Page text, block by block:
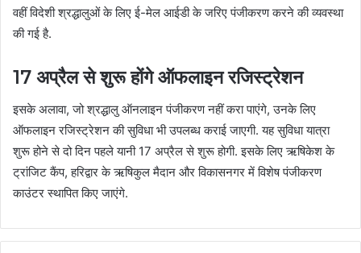
वहीं विदेशी श्रद्धालुओं के लिए ई-मेल आईडी के जरिए पंजीकरण करने की व्यवस्था
की गई है.
17 अप्रैल से शुरू होंगे ऑफलाइन रजिस्ट्रेशन
इसके अलावा, जो श्रद्धालु ऑनलाइन पंजीकरण नहीं करा पाएंगे, उनके लिए
ऑफलाइन रजिस्ट्रेशन की सुविधा भी उपलब्ध कराई जाएगी. यह सुविधा यात्रा
शुरू होने से दो दिन पहले यानी 17 अप्रैल से शुरू होगी. इसके लिए ऋषिकेश के
ट्रांजिट कैंप, हरिद्वार के ऋषिकुल मैदान और विकासनगर में विशेष पंजीकरण
काउंटर स्थापित किए जाएंगे.